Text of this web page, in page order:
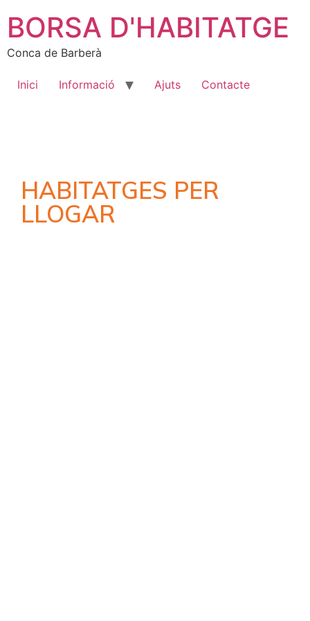
BORSA D'HABITATGE
Conca de Barberà
Inici Informació Ajuts Contacte
HABITATGES PER
LLOGAR